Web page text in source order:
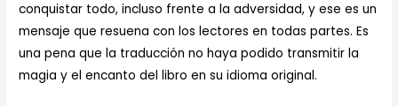
conquistar todo, incluso frente a la adversidad, y ese es un
mensaje que resuena con los lectores en todas partes. Es
una pena que la traducción no haya podido transmitir la
magia y el encanto del libro en su idioma original.